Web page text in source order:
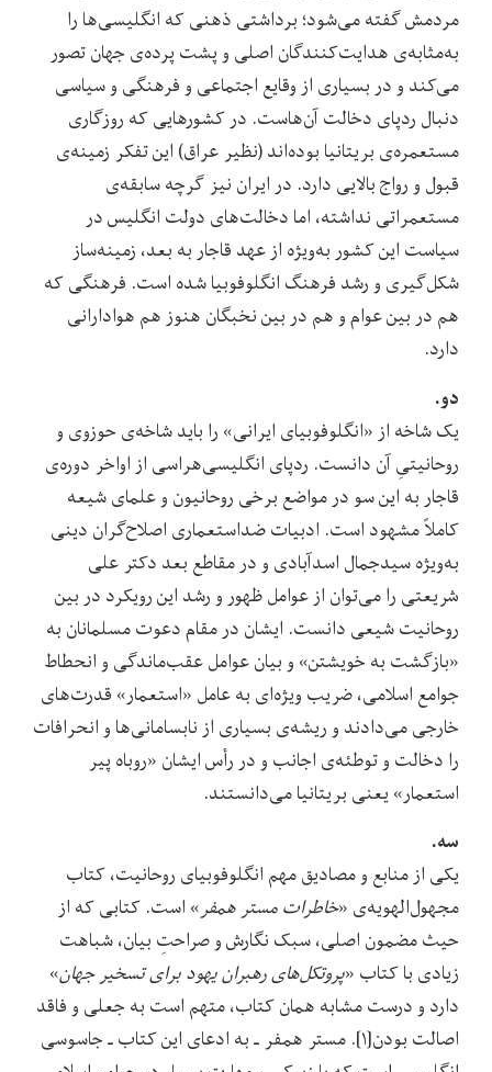
مردمش گفته می‌شود؛ برداشتی ذهنی که انگلیسی‌ها را
به‌مثابه‌ی هدایت‌کنندگان اصلی و پشت پرده‌ی جهان تصور
می‌کند و در بسیاری از وقایع اجتماعی و فرهنگی و سیاسی
دنبال ردپای دخالت آن‌هاست. در کشورهایی که روزگاری
مستعمره‌ی بریتانیا بوده‌اند (نظیر عراق) این تفکر زمینه‌ی
قبول و رواج بالایی دارد. در ایران نیز گرچه سابقه‌ی
مستعمراتی نداشته، اما دخالت‌های دولت انگلیس در
سیاست این کشور به‌ویژه از عهد قاجار به بعد، زمینه‌ساز
شکل‌گیری و رشد فرهنگ انگلوفوبیا شده است. فرهنگی که
هم در بین عوام و هم در بین نخبگان هنوز هم هوادارانی
دارد.
دو.
یک شاخه‌ از «انگلوفوبیای ایرانی» را باید شاخه‌ی حوزوی و
روحانیتیِ آن دانست. ردپای انگلیسی‌هراسی از اواخر دوره‌ی
قاجار به این سو در مواضع برخی روحانیون و علمای شیعه
کاملاً مشهود است. ادبیات ضداستعماری اصلاح‌گران دینی
به‌ویژه سیدجمال اسدآبادی و در مقاطع بعد دکتر علی
شریعتی را می‌توان از عوامل ظهور و رشد این رویکرد در بین
روحانیت شیعی دانست. ایشان در مقام دعوت مسلمانان به
«بازگشت به خویشتن» و بیان عوامل عقب‌ماندگی و انحطاط
جوامع اسلامی، ضریب ویژ‌ه‌ای به عامل «استعمار» قدرت‌های
خارجی می‌دادند و ریشه‌ی بسیاری از نابسامانی‌ها و انحرافات
را دخالت و توطئه‌ی اجانب و در رأس ایشان «روباه پیر
استعمار» یعنی بریتانیا می‌دانستند.
سه.
یکی از منابع و مصادیق مهم انگلوفوبیای روحانیت، کتاب
مجهول‌الهویه‌ی «خاطرات مستر همفر» است. کتابی که از
حیث مضمون اصلی، سبک نگارش و صراحتِ بیان، شباهت
زیادی با کتاب «پروتکل‌های رهبران یهود برای تسخیر جهان»
دارد و درست مشابه همان کتاب، متهم است به جعلی‌ و فاقد
اصالت بودن[۱]. مستر همفر ـ به ادعای این کتاب ـ جاسوسی